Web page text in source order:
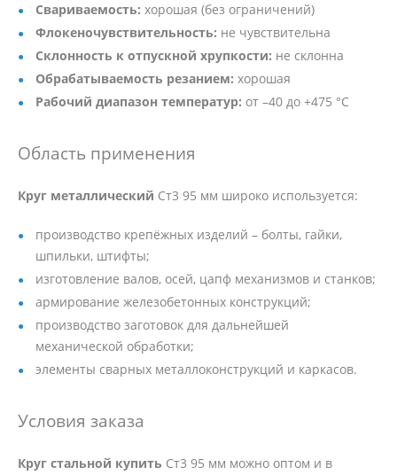
Свариваемость: хорошая (без ограничений)
Флокеночувствительность: не чувствительна
Склонность к отпускной хрупкости: не склонна
Обрабатываемость резанием: хорошая
Рабочий диапазон температур: от –40 до +475 °C
Область применения
Круг металлический Ст3 95 мм широко используется:
производство крепёжных изделий – болты, гайки,
шпильки, штифты;
изготовление валов, осей, цапф механизмов и станков;
армирование железобетонных конструкций;
производство заготовок для дальнейшей
механической обработки;
элементы сварных металлоконструкций и каркасов.
Условия заказа
Круг стальной купить Ст3 95 мм можно оптом и в